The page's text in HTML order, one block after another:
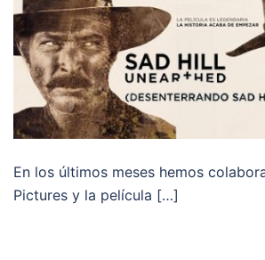
En los últimos meses hemos
Pictures y la película […]